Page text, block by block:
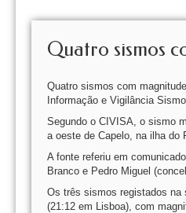
Quatro sismos
Quatro sismos com
Informação e Vigilância
Segundo o CIVISA, o sismo
a oeste de Capelo, na ilha do
A fonte referiu em
Branco e Pedro Miguel
Os três sismos registados na
(21:12 em Lisboa), com